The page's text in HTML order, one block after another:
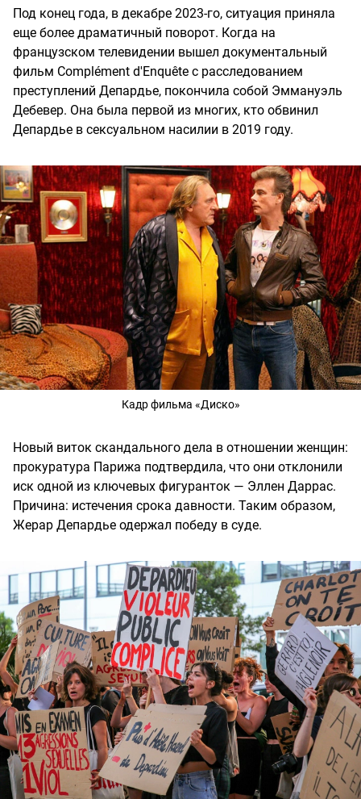
Под конец года, в декабре 2023-го, ситуация приняла
еще более драматичный поворот. Когда на
французском телевидении вышел документальный
фильм Complément d'Enquête с расследованием
преступлений Депардье, покончила собой Эммануэль
Дебевер. Она была первой из многих, кто обвинил
Депардье в сексуальном насилии в 2019 году.
Кадр фильма «Диско»
Новый виток скандального дела в отношении женщин:
прокуратура Парижа подтвердила, что они отклонили
иск одной из ключевых фигуранток — Эллен Даррас.
Причина: истечения срока давности. Таким образом,
Жерар Депардье одержал победу в суде.